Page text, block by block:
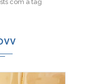
com a tag